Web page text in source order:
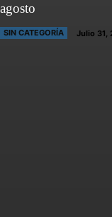
agosto
SIN CATEGORÍA Julio 31,